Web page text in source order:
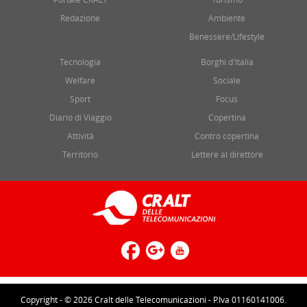
Redazione
Ambiente
Benessere/Lifestyle
Tecnologia
Welfare
Sport
Diario di Viaggio
Attività
Territorio
Borghi d'Italia
Sociale
Focus
Copertina
Contro copertina
Lettere al direttore
Copyright - © 2026 Cralt delle Telecomunicazioni - P.Iva 01160141006.